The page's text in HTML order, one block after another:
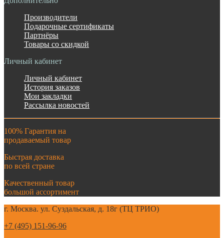
Производители
Подарочные сертификаты
Партнёры
Товары со скидкой
Личный кабинет
Личный кабинет
История заказов
Мои закладки
Рассылка новостей
100% Гарантия на
продаваемый товар
Быстрая доставка
по всей стране
Качественный товар
большой ассортимент
г. Москва. ул. Суздальская, д. 18г (ТЦ ТРИО)
+7 (495) 151-96-96